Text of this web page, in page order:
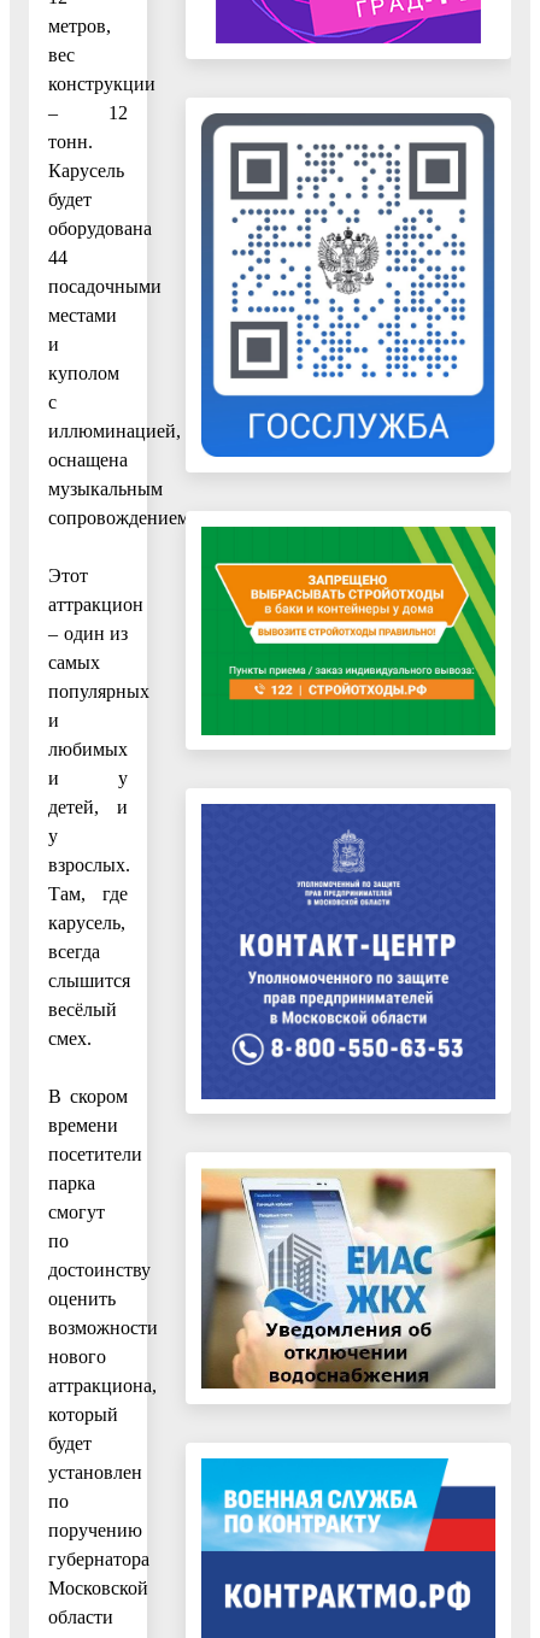
метров,
вес
конструкции
– 12
тонн.
Карусель
будет
оборудована
44
посадочными
местами
и
куполом
с
иллюминацией,
оснащена
музыкальным
сопровождением.
Этот
аттракцион
– один из
самых
популярных
и
любимых
и у
детей, и
у
взрослых.
Там, где
карусель,
всегда
слышится
весёлый
смех.
В скором
времени
посетители
парка
смогут
по
достоинству
оценить
возможности
нового
аттракциона,
который
будет
установлен
по
поручению
губернатора
Московской
области